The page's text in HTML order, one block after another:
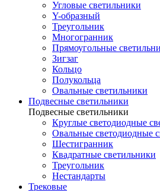
Угловые светильники
Y-образный
Треугольник
Многогранник
Прямоугольные
Зигзаг
Кольцо
Полукольца
Овальные светильники
Подвесные светильники
Подвесные светильники
Круглые светодиодные
Овальные светодиодные
Шестигранник
Квадратные светильники
Треугольник
Нестандарты
Трековые